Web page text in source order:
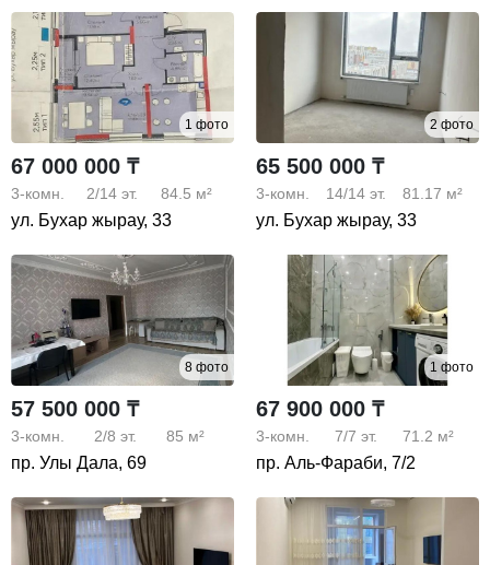
1 фото
67 000 000 ₸
3-комн. 2/14 эт. 84.5 м²
ул. Бухар жырау, 33
2 фото
65 500 000 ₸
3-комн. 14/14 эт. 81.17 м²
ул. Бухар жырау, 33
8 фото
57 500 000 ₸
3-комн. 2/8 эт. 85 м²
пр. Улы Дала, 69
1 фото
67 900 000 ₸
3-комн. 7/7 эт. 71.2 м²
пр. Аль-Фараби, 7/2